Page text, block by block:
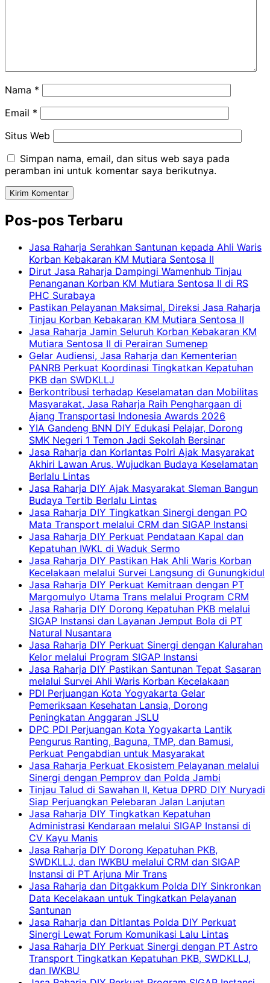
Nama *
Email *
Situs Web
Simpan nama, email, dan situs web saya pada
peramban ini untuk komentar saya berikutnya.
Pos-pos Terbaru
Jasa Raharja Serahkan Santunan kepada Ahli Waris
Korban Kebakaran KM Mutiara Sentosa II
Dirut Jasa Raharja Dampingi Wamenhub Tinjau
Penanganan Korban KM Mutiara Sentosa II di RS
PHC Surabaya
Pastikan Pelayanan Maksimal, Direksi Jasa Raharja
Tinjau Korban Kebakaran KM Mutiara Sentosa II
Jasa Raharja Jamin Seluruh Korban Kebakaran KM
Mutiara Sentosa II di Perairan Sumenep
Gelar Audiensi, Jasa Raharja dan Kementerian
PANRB Perkuat Koordinasi Tingkatkan Kepatuhan
PKB dan SWDKLLJ
Berkontribusi terhadap Keselamatan dan Mobilitas
Masyarakat, Jasa Raharja Raih Penghargaan di
Ajang Transportasi Indonesia Awards 2026
YIA Gandeng BNN DIY Edukasi Pelajar, Dorong
SMK Negeri 1 Temon Jadi Sekolah Bersinar
Jasa Raharja dan Korlantas Polri Ajak Masyarakat
Akhiri Lawan Arus, Wujudkan Budaya Keselamatan
Berlalu Lintas
Jasa Raharja DIY Ajak Masyarakat Sleman Bangun
Budaya Tertib Berlalu Lintas
Jasa Raharja DIY Tingkatkan Sinergi dengan PO
Mata Transport melalui CRM dan SIGAP Instansi
Jasa Raharja DIY Perkuat Pendataan Kapal dan
Kepatuhan IWKL di Waduk Sermo
Jasa Raharja DIY Pastikan Hak Ahli Waris Korban
Kecelakaan melalui Survei Langsung di Gunungkidul
Jasa Raharja DIY Perkuat Kemitraan dengan PT
Margomulyo Utama Trans melalui Program CRM
Jasa Raharja DIY Dorong Kepatuhan PKB melalui
SIGAP Instansi dan Layanan Jemput Bola di PT
Natural Nusantara
Jasa Raharja DIY Perkuat Sinergi dengan Kalurahan
Kelor melalui Program SIGAP Instansi
Jasa Raharja DIY Pastikan Santunan Tepat Sasaran
melalui Survei Ahli Waris Korban Kecelakaan
PDI Perjuangan Kota Yogyakarta Gelar
Pemeriksaan Kesehatan Lansia, Dorong
Peningkatan Anggaran JSLU
DPC PDI Perjuangan Kota Yogyakarta Lantik
Pengurus Ranting, Baguna, TMP, dan Bamusi,
Perkuat Pengabdian untuk Masyarakat
Jasa Raharja Perkuat Ekosistem Pelayanan melalui
Sinergi dengan Pemprov dan Polda Jambi
Tinjau Talud di Sawahan II, Ketua DPRD DIY Nuryadi
Siap Perjuangkan Pelebaran Jalan Lanjutan
Jasa Raharja DIY Tingkatkan Kepatuhan
Administrasi Kendaraan melalui SIGAP Instansi di
CV Kayu Manis
Jasa Raharja DIY Dorong Kepatuhan PKB,
SWDKLLJ, dan IWKBU melalui CRM dan SIGAP
Instansi di PT Arjuna Mir Trans
Jasa Raharja dan Ditgakkum Polda DIY Sinkronkan
Data Kecelakaan untuk Tingkatkan Pelayanan
Santunan
Jasa Raharja dan Ditlantas Polda DIY Perkuat
Sinergi Lewat Forum Komunikasi Lalu Lintas
Jasa Raharja DIY Perkuat Sinergi dengan PT Astro
Transport Tingkatkan Kepatuhan PKB, SWDKLLJ,
dan IWKBU